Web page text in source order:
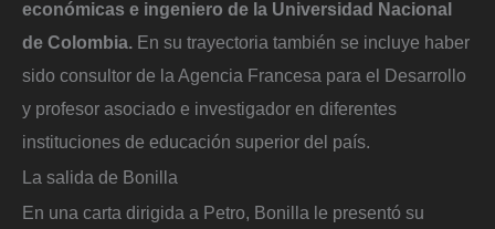
económicas e ingeniero de la Universidad Nacional
de Colombia. En su trayectoria también se incluye haber
sido consultor de la Agencia Francesa para el Desarrollo
y profesor asociado e investigador en diferentes
instituciones de educación superior del país.
La salida de Bonilla
En una carta dirigida a Petro, Bonilla le presentó su